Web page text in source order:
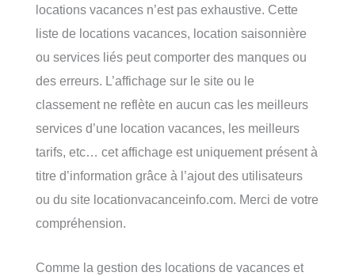
locations vacances n’est pas exhaustive. Cette
liste de locations vacances, location saisonnière
ou services liés peut comporter des manques ou
des erreurs. L’affichage sur le site ou le
classement ne reflète en aucun cas les meilleurs
services d’une location vacances, les meilleurs
tarifs, etc… cet affichage est uniquement présent à
titre d’information grâce à l’ajout des utilisateurs
ou du site locationvacanceinfo.com. Merci de votre
compréhension.
Comme la gestion des locations de vacances et